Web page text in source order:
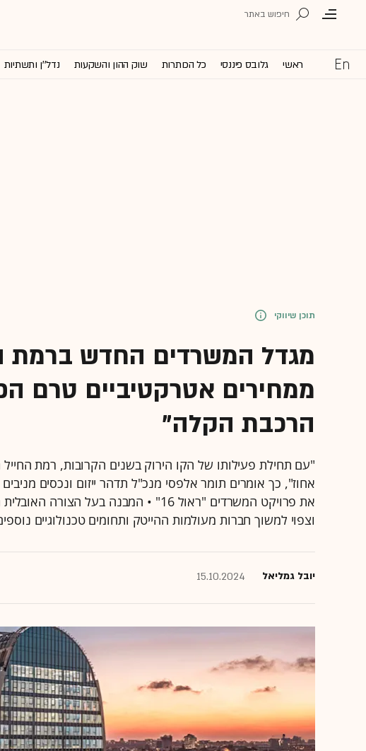
ראשי גלובס פיננסי כל הכותרות שוק ההון והשקעות נדל''ן ותשתיות
תוכן שיווקי
מגדל המשרדים החדש ברמת
ממחירים אטרקטיביים טרם
הרכבת הקלה"
וצפוי למשוך חברות מעולמות ההייטק ותחומים טכנולוגיים
יובל גמליאל 15.10.2024